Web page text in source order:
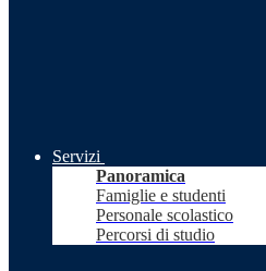
Servizi
Panoramica
Famiglie e studenti
Personale scolastico
Percorsi di studio